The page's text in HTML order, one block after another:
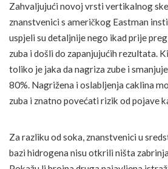
Zahvaljujući novoj vrsti vertikalnog
znanstvenici s američkog Eastman
uspjeli su detaljnije nego ikad prije
zuba i došli do zapanjujućih rezultata.
toliko je jaka da nagriza zube i
80%. Nagrižena i oslabljenja caklina
zuba i znatno povećati rizik od pojave
Za razliku od soka, znanstvenici u
bazi hidrogena nisu otkrili ništa